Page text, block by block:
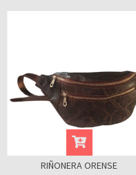
RIÑONERA ORENSE